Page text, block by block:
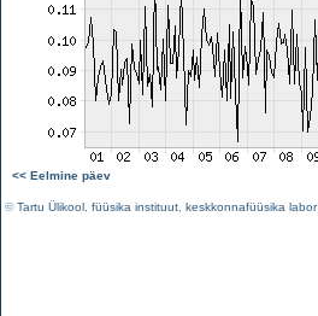
<< Eelmine päev
©Tartu Ülikool füüsika instituut keskkonnafüüsika labor